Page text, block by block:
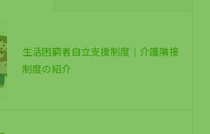
生活困窮者自立支援制度｜介護隣接
制度の紹介